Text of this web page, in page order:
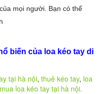
mọi người. Bạn có thể
biến của loa kéo tay di
tại hà nội, thuê kéo tay, loa
mua loa kéo tay tại hà nội.